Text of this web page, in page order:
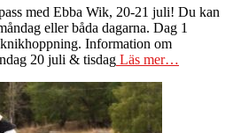
med Ebba Wik, 20-21 juli! Du kan
eller båda dagarna. Dag 1
Information om
20 juli & tisdag Läs mer…